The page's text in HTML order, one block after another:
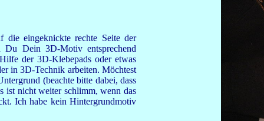
die eingeknickte rechte Seite der
Dein 3D-Motiv entsprechend
der 3D-Klebepads oder etwas
in 3D-Technik arbeiten. Möchtest
(beachte bitte dabei, dass
ist nicht weiter schlimm, wenn das
Ich habe kein Hintergrundmotiv